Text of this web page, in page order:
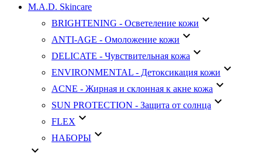
M.A.D. Skincare
BRIGHTENING - Осветеление кожи keyboard_arrow_down
ANTI-AGE - Омоложение кожи keyboard_arrow_down
DELICATE - Чувствительная кожа keyboard_arrow_down
ENVIRONMENTAL - Детоксикация кожи keyboard_arrow_down
АCNE - Жирная и склонная к акне кожа keyboard_arrow_down
SUN PROTECTION - Защита от солнца keyboard_arrow_down
FLEX keyboard_arrow_down
НАБОРЫ keyboard_arrow_down
keyboard_arrow_down